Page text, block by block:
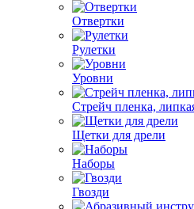
Отвертки
Рулетки
Уровни
Стрейч пленка,
Щетки для дрели
Наборы
Гвозди